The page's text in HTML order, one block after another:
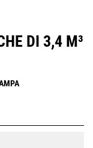
DI 3,4 M³